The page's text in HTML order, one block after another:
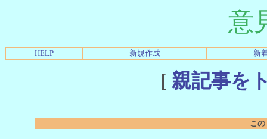
意
HELP 新規作成 新
[ 親記事を
こ